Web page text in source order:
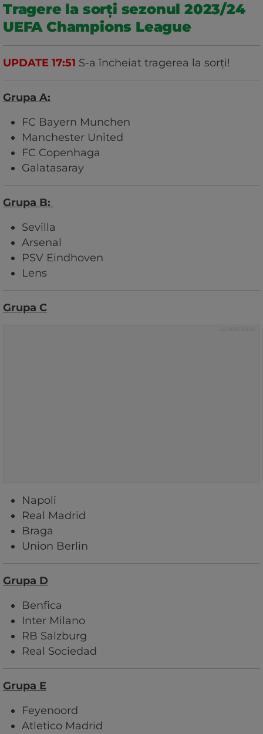
Tragere la sorți sezonul 2023/24
UEFA Champions League
UPDATE 17:51 S-a încheiat tragerea la sorți!
Grupa A:
FC Bayern Munchen
Manchester United
FC Copenhaga
Galatasaray
Grupa B:
Sevilla
Arsenal
PSV Eindhoven
Lens
Grupa C
Napoli
Real Madrid
Braga
Union Berlin
Grupa D
Benfica
Inter Milano
RB Salzburg
Real Sociedad
Grupa E
Feyenoord
Atletico Madrid